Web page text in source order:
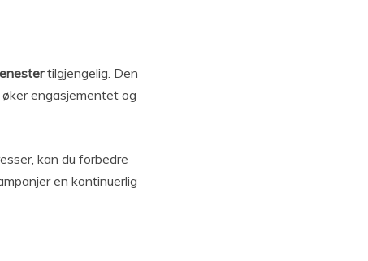
tilgjengelig. Den
engasjementet og
kan du forbedre
en kontinuerlig